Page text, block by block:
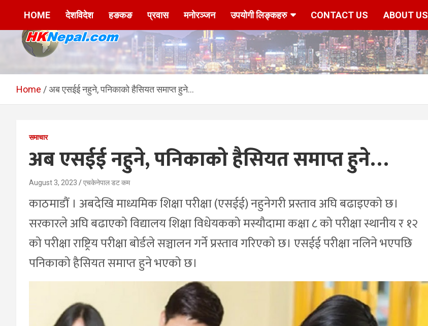
HKNepal.com –
हङकङबाट सञ्चालित पहिलो
hknepal, hknepal.com, hk nepal, hk nepal com
HOME देशविदेश हङकङ प्रवास मनोरञ्जन उपयोगी लिङ्कहरु CONTACT US ABOUT US
Home अब एसईई नहुने, पनिकाको हैसियत समाप्त हुने…
समाचार
अब एसईई नहुने, पनिकाको हैसियत समाप्त हुने…
August 3, 2023 एचकेनेपाल डट कम
काठमाडौं । अबदेखि माध्यमिक शिक्षा परीक्षा (एसईई) नहुनेगरी प्रस्ताव अघि बढाइएको छ।
सरकारले अघि बढाएको विद्यालय शिक्षा विधेयकको मस्यौदामा कक्षा ८ को परीक्षा स्थानीय र १२
को परीक्षा राष्ट्रिय परीक्षा बोर्डले सञ्चालन गर्ने प्रस्ताव गरिएको छ। एसईई परीक्षा नलिने भएपछि
पनिकाको हैसियत समाप्त हुने भएको छ।